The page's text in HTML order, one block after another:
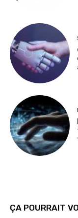
ÇA POURRAIT